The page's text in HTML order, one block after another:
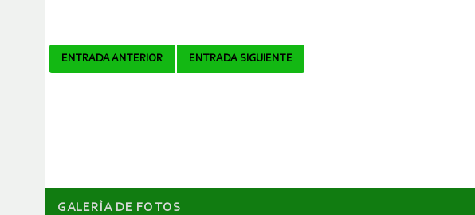
Navegador
ENTRADA ANTERIOR ENTRADA SIGUIENTE
GALERÌA DE FOTOS